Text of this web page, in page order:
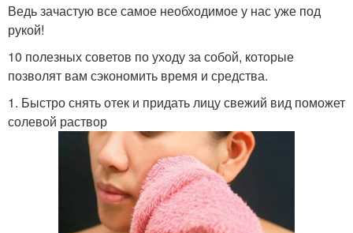
Ведь зачастую все самое необходимое у нас уже под
рукой!
10 полезных советов по уходу за собой, которые
позволят вам сэкономить время и средства.
1. Быстро снять отек и придать лицу свежий вид поможет
солевой раствор